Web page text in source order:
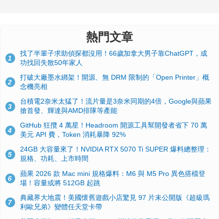
熱門文章
1
找了半輩子求助偵探都沒用！66歲加拿大男子靠ChatGPT，成
功找回失散50年家人
2
打破大廠墨水綁架！開源、無 DRM 限制的「Open Printer」概
念機亮相
3
台積電2奈米太猛了！流片量是3奈米同期的4倍，Google與蘋果
搶首發、輝達與AMD排隊等產能
4
GitHub 狂攬 4 萬星！Headroom 開源工具幫開發者省下 70 萬
美元 API 費，Token 消耗暴降 92%
5
24GB 大容量來了！NVIDIA RTX 5070 Ti SUPER 爆料總整理：
規格、功耗、上市時間
6
蘋果 2026 款 Mac mini 規格爆料：M6 與 M5 Pro 異色搭檔登
場！容量或將 512GB 起跳
7
典藏界大地震！美國懷舊遊戲小店驚見 97 片未公開版《超級瑪
利歐兄弟》變體任天堂卡帶